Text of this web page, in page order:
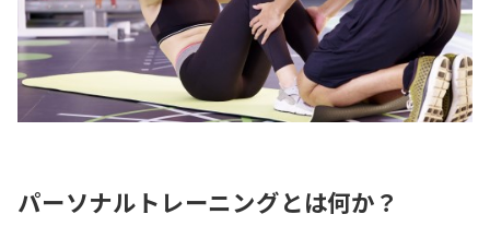
パーソナルトレーニングとは何か？